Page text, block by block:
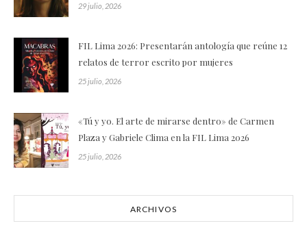
29 julio, 2026
FIL Lima 2026: Presentarán antología que reúne 12
relatos de terror escrito por mujeres
25 julio, 2026
«Tú y yo. El arte de mirarse dentro» de Carmen
Plaza y Gabriele Clima en la FIL Lima 2026
25 julio, 2026
ARCHIVOS